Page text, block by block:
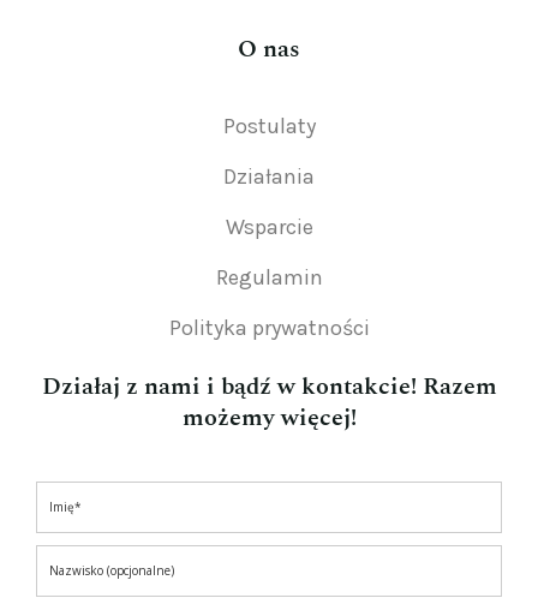
O nas
Postulaty
Działania
Wsparcie
Regulamin
Polityka prywatności
Działaj z nami i bądź w kontakcie! Razem
możemy więcej!